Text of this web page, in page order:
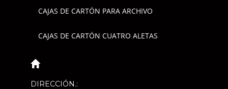
CAJAS DE CARTÓN PARA ARCHIVO
CAJAS DE CARTÓN CUATRO ALETAS
DIRECCIÓN.: